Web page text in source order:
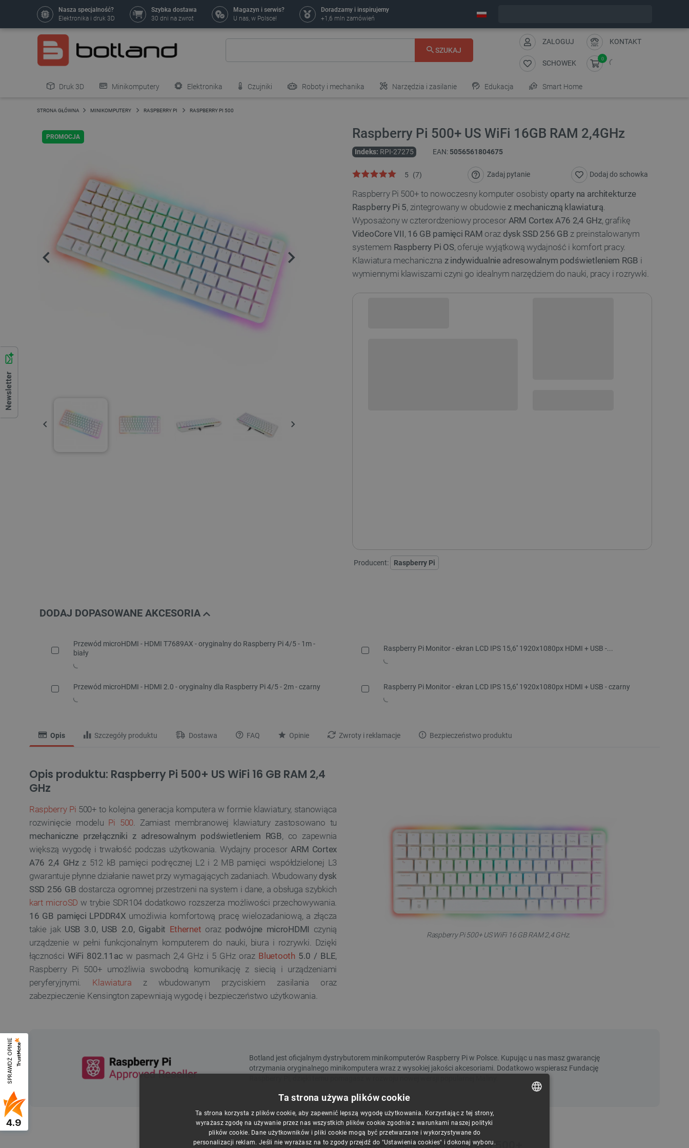
SPRAWDŹ OPINIE
4.9
Nasza specjalność?
Elektronika i druk 3D
Szybka dostawa
30 dni na zwrot
Magazyn i serwis?
U nas, w Polsce!
Doradzamy i inspirujemy
+1,6 mln zamówień
SZUKAJ
ZALOGUJ KONTAKT
SCHOWEK
0
Druk 3D Minikomputery Elektronika Czujniki Roboty i mechanika Narzędzia i zasilanie Edukacja Smart Home
Pozostałe
STRONA GŁÓWNA MINIKOMPUTERY RASPBERRY PI RASPBERRY PI 500
PROMOCJA Raspberry Pi 500+ US WiFi 16GB RAM 2,4GHz
Indeks: RPI-27275 EAN: 5056561804675
5 (7) Zadaj pytanie Dodaj do schowka
Raspberry Pi 500+ to nowoczesny komputer osobisty oparty na architekturze
Raspberry Pi 5, zintegrowany w obudowiez mechaniczną klawiaturą.
Wyposażony w czterordzeniowy procesor ARM Cortex A76 2,4 GHz, grafikę
VideoCore VII, 16 GB pamięci RAM oraz dysk SSD 256 GB z preinstalowanym
systemem Raspberry Pi OS, oferuje wyjątkową wydajność i komfort pracy.
Klawiatura mechaniczna z indywidualnie adresowalnym podświetleniem RGB i
wymiennymi klawiszami czyni go idealnym narzędziem do nauki, pracy i rozrywki.
Producent: Raspberry Pi
DODAJ DOPASOWANE AKCESORIA
Przewód microHDMI - HDMI T7689AX - oryginalny do Raspberry Pi 4/5 - 1m -
biały
Raspberry Pi Monitor - ekran LCD IPS 15,6'' 1920x1080px HDMI + USB -...
Przewód microHDMI - HDMI 2.0 - oryginalny dla Raspberry Pi 4/5 - 2m - czarny Raspberry Pi Monitor - ekran LCD IPS 15,6'' 1920x1080px HDMI + USB - czarny
Opis Szczegóły produktu Dostawa FAQ Opinie Zwroty i reklamacje Bezpieczeństwo produktu
Opis produktu: Raspberry Pi 500+ US WiFi 16 GB RAM 2,4
GHz
Raspberry Pi 500+ to kolejna generacja komputera w formie klawiatury, stanowiąca
rozwinięcie modelu Pi 500. Zamiast membranowej klawiatury zastosowano tu
mechaniczne przełączniki z adresowalnym podświetleniem RGB, co zapewnia
większą wygodę i trwałość podczas użytkowania. Wydajny procesorARM Cortex
A76 2,4 GHzz 512 kB pamięci podręcznej L2 i 2 MB pamięci współdzielonej L3
gwarantuje płynne działanie nawet przy wymagających zadaniach. Wbudowany dysk
SSD 256 GB dostarcza ogromnej przestrzeni na system i dane, a obsługa szybkich
kart microSD w trybie SDR104 dodatkowo rozszerza możliwości przechowywania.
16 GB pamięci LPDDR4X umożliwia komfortową pracę wielozadaniową, a złącza
takie jak USB 3.0, USB 2.0, Gigabit Ethernet oraz podwójne microHDMI czynią
urządzenie w pełni funkcjonalnym komputerem do nauki, biura i rozrywki. Dzięki
łącznościWiFi 802.11ac w pasmach 2,4 GHz i 5 GHz oraz Bluetooth 5.0 / BLE,
Raspberry Pi 500+ umożliwia swobodną komunikację z siecią i urządzeniami
peryferyjnymi. Klawiatura z wbudowanym przyciskiem zasilania oraz
zabezpieczenie Kensington zapewniają wygodę i bezpieczeństwo użytkowania.
Raspberry Pi 500+ US WiFi 16 GB RAM 2,4 GHz.
Ta strona używa plików cookie
Ta strona korzysta z plików cookie, aby zapewnić lepszą wygodę użytkowania. Korzystając z tej strony,
wyrażasz zgodę na używanie przez nas wszystkich plików cookie zgodnie z warunkami naszej polityki
plików cookie. Dane użytkowników i pliki cookie mogą być przetwarzane i wykorzystywane do
personalizacji reklam. Jeśli nie wyrażasz na to zgody przejdź do "Ustawienia cookies" i dokonaj wyboru.